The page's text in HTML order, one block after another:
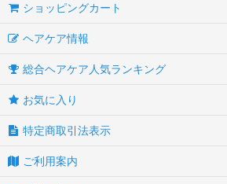
ショッピングカート
ヘアケア情報
総合ヘアケア人気ランキング
お気に入り
特定商取引法表示
ご利用案内